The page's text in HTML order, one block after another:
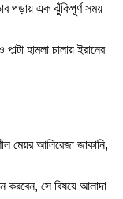
পড়ায় এক ঝুঁকিপূর্ণ সময়
হামলা চালায় ইরানের
মেয়র আলিরেজা জাকানি,
করবেন, সে বিষয়ে আলাদা